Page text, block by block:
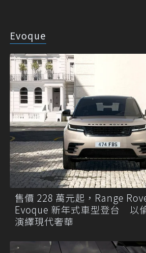
Evoque
售價 228 萬元起，Range
Evoque 新年式車型登台 以
演繹現代奢華